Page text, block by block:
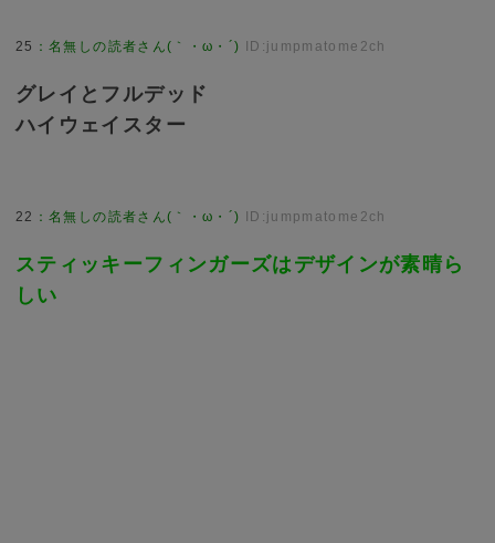
25 ：名無しの読者さん(｀・ω・´) ID:jumpmatome2ch
グレイとフルデッド
ハイウェイスター
22 ：名無しの読者さん(｀・ω・´) ID:jumpmatome2ch
スティッキーフィンガーズはデザインが素晴ら
しい